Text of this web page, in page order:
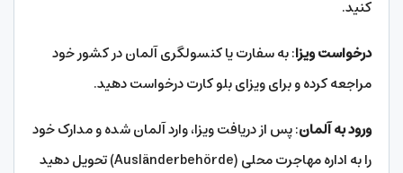
کنید.
درخواست ویزا: به سفارت یا کنسولگری آلمان در کشور خود
مراجعه کرده و برای ویزای بلو کارت درخواست دهید.
ورود به آلمان: پس از دریافت ویزا، وارد آلمان شده و مدارک خود
را به اداره مهاجرت محلی (Ausländerbehörde) تحویل دهید